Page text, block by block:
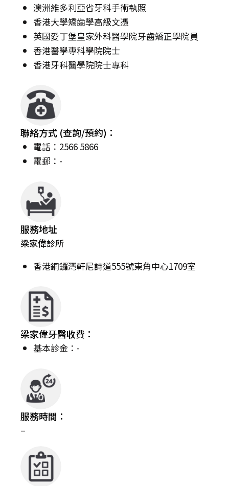
澳洲維多利亞省牙科手術執照
香港大學矯齒學高級文憑
英國愛丁堡皇家外科醫學院牙齒矯正學院員
香港醫學專科學院院士
香港牙科醫學院院士專科
聯絡方式 (查詢/預約)：
電話：2566 5866
電郵：-
服務地址
梁家偉診所
香港銅鑼灣軒尼詩道555號東角中心1709室
梁家偉牙醫收費：
基本診金：-
服務時間：
–